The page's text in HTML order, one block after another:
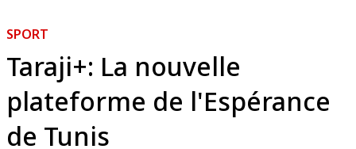
SPORT
Taraji+: La nouvelle
plateforme de l'Espérance
de Tunis